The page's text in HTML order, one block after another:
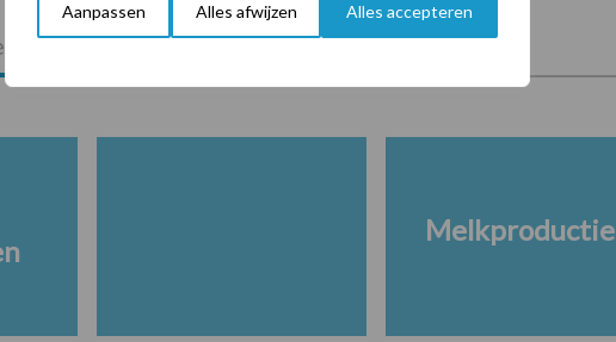
Aanpassen Alles afwijzen Alles accepteren
Veevoer Wet en regelgeving
Melkproductie